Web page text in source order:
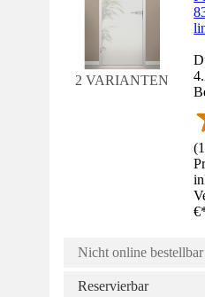
2 VARIANTEN
(
€
Nicht online bestellbar
Reservierbar